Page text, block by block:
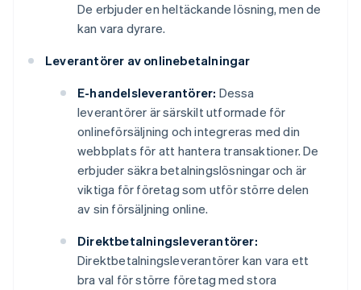
De erbjuder en heltäckande lösning, men de
kan vara dyrare.
Leverantörer av onlinebetalningar
E-handelsleverantörer: Dessa
leverantörer är särskilt utformade för
onlineförsäljning och integreras med din
webbplats för att hantera transaktioner. De
erbjuder säkra betalningslösningar och är
viktiga för företag som utför större delen
av sin försäljning online.
Direktbetalningsleverantörer:
Direktbetalningsleverantörer kan vara ett
bra val för större företag med stora